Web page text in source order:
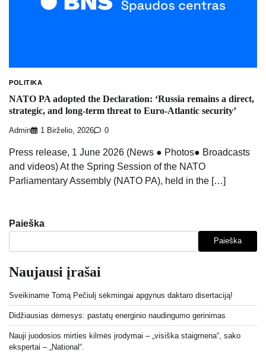
POLITIKA
NATO PA adopted the Declaration: ‘Russia remains a direct,
strategic, and long-term threat to Euro-Atlantic security’
Admin 1 Birželio, 2026 0
Press release, 1 June 2026 (News ● Photos● Broadcasts
and videos) At the Spring Session of the NATO
Parliamentary Assembly (NATO PA), held in the […]
Paieška
Paieška
Naujausi įrašai
Sveikiname Tomą Pečiulį sėkmingai apgynus daktaro disertaciją!
Didžiausias dėmesys: pastatų energinio naudingumo gerinimas
Nauji juodosios mirties kilmės įrodymai – „visiška staigmena“, sako
ekspertai – „National“.